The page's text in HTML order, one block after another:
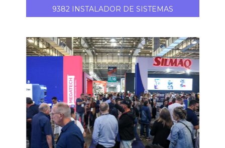
9382 INSTALADOR DE SISTEMAS